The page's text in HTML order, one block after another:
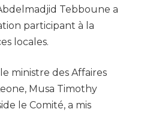
Tebboune a
participant à la
locales.
ministre des Affaires
Musa Timothy
le Comité, a mis